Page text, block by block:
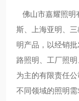
佛山市嘉耀照明
斯、上海亚明、
明产品，以经销
路照明、工厂照
为主的有限责任
不同领域的照明